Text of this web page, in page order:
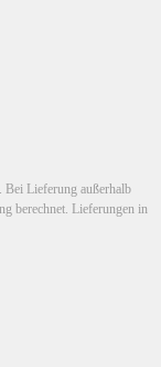
Bei Lieferung außerhalb
berechnet. Lieferungen in